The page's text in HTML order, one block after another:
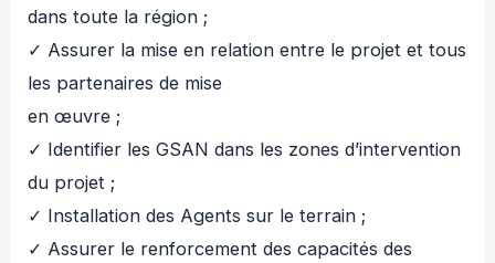
dans toute la région ;
✓ Assurer la mise en relation entre le projet et tous
les partenaires de mise
en œuvre ;
✓ Identifier les GSAN dans les zones d’intervention
du projet ;
✓ Installation des Agents sur le terrain ;
✓ Assurer le renforcement des capacités des